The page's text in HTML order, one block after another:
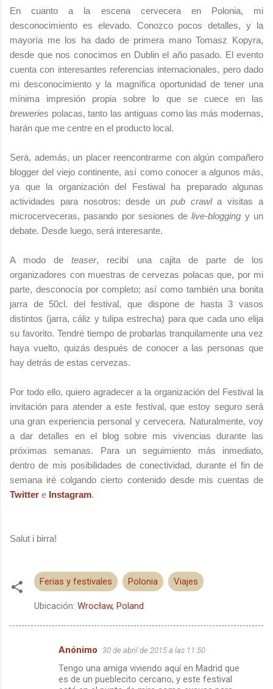
En cuanto a la escena cervecera en Polonia, mi
desconocimiento es elevado. Conozco pocos detalles, y la
mayoría me los ha dado de primera mano Tomasz Kopyra,
desde que nos conocimos en Dublin el año pasado. El evento
cuenta con interesantes referencias internacionales, pero dado
mi desconocimiento y la magnífica oportunidad de tener una
mínima impresión propia sobre lo que se cuece en las
breweries polacas, tanto las antiguas como las más modernas,
harán que me centre en el producto local.
Será, además, un placer reencontrarme con algún compañero
blogger del viejo continente, así como conocer a algunos más,
ya que la organización del Festiwal ha preparado algunas
actividades para nosotros: desde un pub crawla visitas a
microcerveceras, pasando por sesiones delive-blogging y un
debate. Desde luego, será interesante.
A modo deteaser, recibí una cajita de parte de los
organizadores con muestras de cervezas polacas que, por mi
parte, desconocía por completo; así como también una bonita
jarra de 50cl. del festival, que dispone de hasta 3 vasos
distintos (jarra, cáliz y tulipa estrecha) para que cada uno elija
su favorito. Tendré tiempo de probarlas tranquilamente una vez
haya vuelto, quizás después de conocer a las personas que
hay detrás de estas cervezas.
Por todo ello, quiero agradecer a la organización del Festival la
invitación para atender a este festival, que estoy seguro será
una gran experiencia personal y cervecera. Naturalmente, voy
a dar detalles en el blog sobre mis vivencias durante las
próximas semanas. Para un seguimiento más inmediato,
dentro de mis posibilidades de conectividad, durante el fin de
semana iré colgando cierto contenido desde mis cuentas de
Twitter e Instagram.
Salut i birra!
Ferias y festivales Polonia Viajes
Ubicación: Wrocław, Poland
Anónimo 30 de abril de 2015 a las 11:50
Tengo una amiga viviendo aquí en Madrid que
es de un pueblecito cercano, y este festival